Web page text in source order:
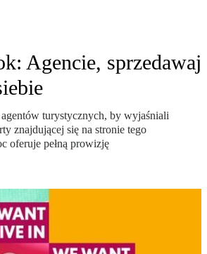
Agencie, sprzedawaj
turystycznych, by wyjaśniali
znajdującej się na stronie tego
oferuje pełną prowizję